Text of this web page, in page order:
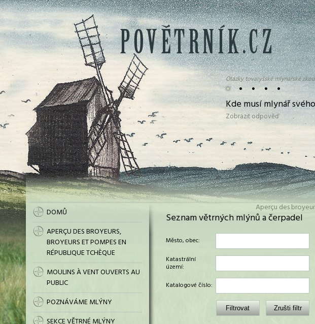
• • • • •
Otázky tovaryšské mlynářské
Kde musí mlynář
Zobrazit odpověď
DOMŮ
APERÇU DES BROYEURS,
BROYEURS ET POMPES EN
RÉPUBLIQUE TCHÈQUE
MOULINS À VENT OUVERTS AU
PUBLIC
POZNÁVÁME MLÝNY
Aperçu des
Seznam větrných mlýnů a čerpadel
Město, obec:
Katastrální
území:
Katalogové číslo: